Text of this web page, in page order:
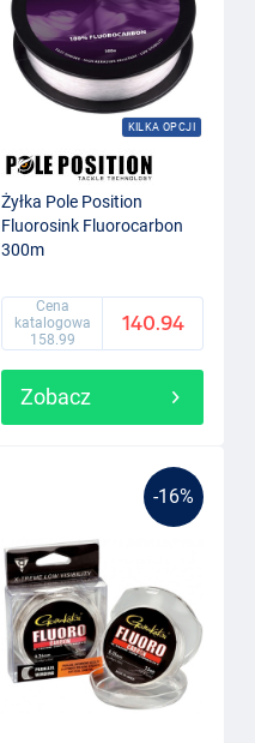
KILKA OPCJI
Żyłka Pole Position
Fluorosink Fluorocarbon
300m
Cena
katalogowa
158.99
140.94
Zobacz
-16%